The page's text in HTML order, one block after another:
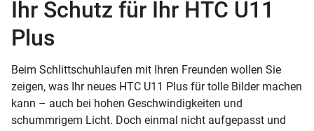
Ihr Schutz für Ihr HTC U11
Plus
Beim Schlittschuhlaufen mit Ihren Freunden wollen Sie
zeigen, was Ihr neues HTC U11 Plus für tolle Bilder machen
kann – auch bei hohen Geschwindigkeiten und
schummrigem Licht. Doch einmal nicht aufgepasst und